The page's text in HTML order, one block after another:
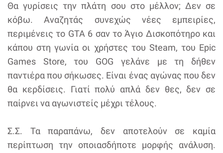
Θα γυρίσεις την πλάτη σου στο μέλλον; Δεν σε
κόβω. Αναζητάς συνεχώς νέες εμπειρίες,
περιμένεις το GTA 6 σαν το Άγιο Δισκοπότηρο και
κάπου στη γωνία οι χρήστες του Steam, του Epic
Games Store, του GOG γελάνε με τη δήθεν
παντιέρα που σήκωσες. Είναι ένας αγώνας που δεν
θα κερδίσεις. Γιατί πολύ απλά δεν θες, δεν σε
παίρνει να αγωνιστείς μέχρι τέλους.
Σ.Σ. Τα παραπάνω, δεν αποτελούν σε καμία
περίπτωση την οποιασδήποτε μορφής ανάλυση.